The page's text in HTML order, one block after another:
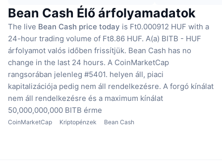
Bean Cash Élő árfolyamadatok
The live Bean Cash price today is Ft0.000912 HUF with a
24-hour trading volume of Ft8.86 HUF. A(a) BITB - HUF
árfolyamot valós időben frissítjük. Bean Cash has no
change in the last 24 hours. A CoinMarketCap
rangsorában jelenleg #5401. helyen áll, piaci
kapitalizációja pedig nem áll rendelkezésre. A forgó kínálat
nem áll rendelkezésre és a maximum kínálat
50,000,000,000 BITB érme
CoinMarketCap Kriptopénzek Bean Cash